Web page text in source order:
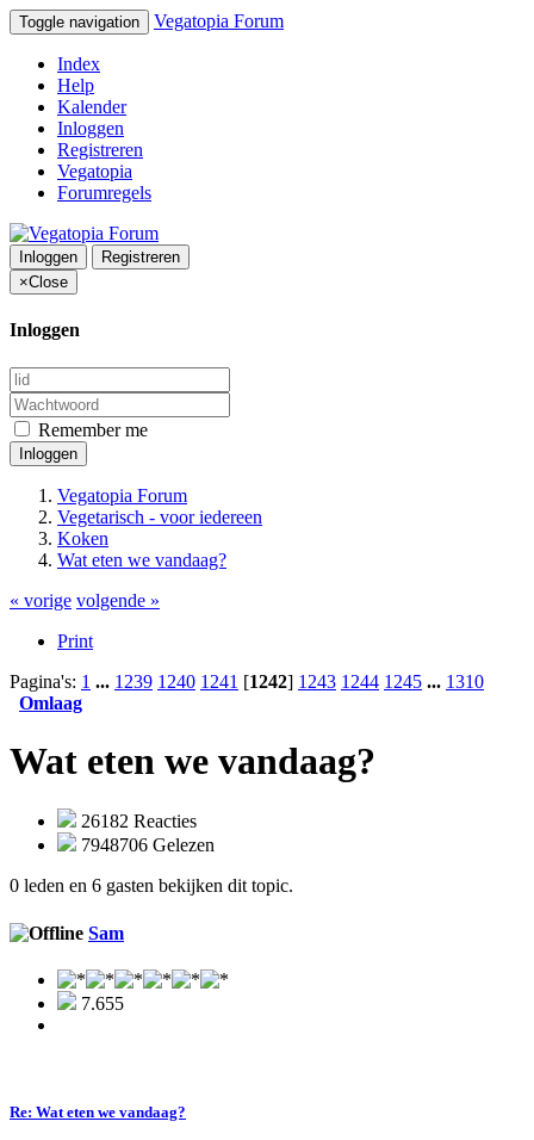
Toggle navigation Vegatopia Forum
Index
Help
Kalender
Inloggen
Registreren
Vegatopia
Forumregels
Inloggen
Registreren
×Close
Inloggen
Remember me
Inloggen
Vegatopia Forum
Vegetarisch - voor iedereen
Koken
Wat eten we vandaag?
« vorige volgende »
Print
Pagina's: 1 ... 1239 1240 1241 [1242] 1243 1244 1245 ... 1310
Omlaag
Wat eten we vandaag?
26182 Reacties
7948706 Gelezen
0 leden en 6 gasten bekijken dit topic.
Sam
7.655
Re: Wat eten we vandaag?